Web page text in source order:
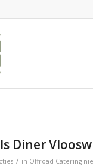
Diner
/ in Offroad Catering